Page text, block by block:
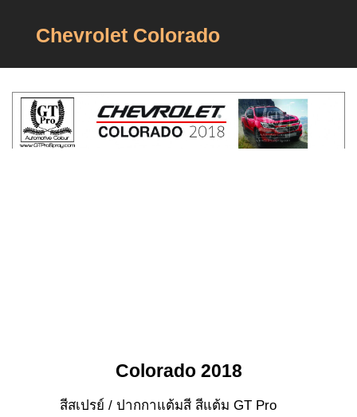
Chevrolet Colorado
Colorado2018
สีสเปรย์ / ปากกาแต้มสี สีแต้ม GT Pro